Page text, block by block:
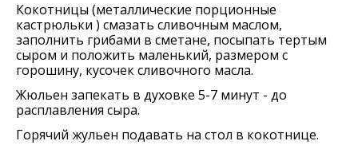
Кокотницы (металлические порционные
кастрюльки ) смазать сливочным маслом,
заполнить грибами в сметане, посыпать тертым
сыром и положить маленький, размером с
горошину, кусочек сливочного масла.
Жюльен запекать в духовке 5-7 минут - до
расплавления сыра.
Горячий жульен подавать на стол в кокотнице.